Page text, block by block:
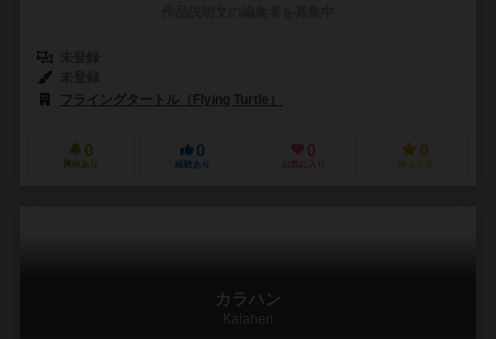
フライングタートル（Flying Turtle）
0
興味あり
0
経験あり
0
お気に入り
0
持ってる
カラハン
Kalahen